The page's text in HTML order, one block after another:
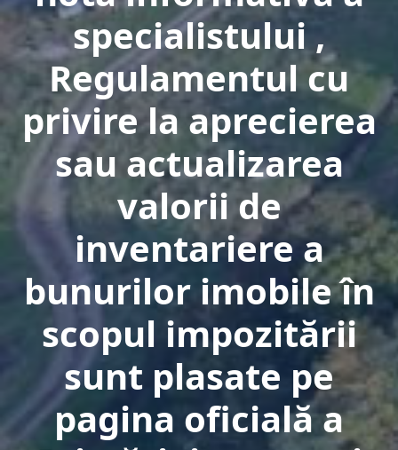
specialistului ,
Regulamentul cu
privire la aprecierea
sau actualizarea
valorii de
inventariere a
bunurilor imobile în
scopul impozitării
sunt plasate pe
pagina oficială a